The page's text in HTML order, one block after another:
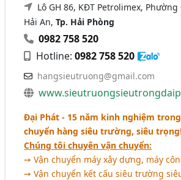
Lô GH 86, KĐT Petrolimex,
Hải An,Tp. Hải Phòng
0982 758 520
Hotline:0982 758 520
hangsieutruong@gmail.com
Đại Phát - 15 năm kinh nghiệm
chuyển hàng siêu trường, siêu
Chúng tôi chuyên vận chuyển:
➙ Vận chuyển máy xây dựng, máy
➙ Vận chuyển kết cấu siêu trường